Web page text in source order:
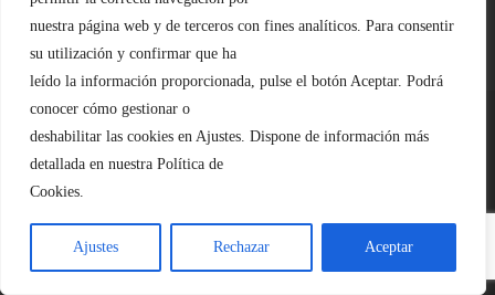
nuestra página web y de terceros con fines analíticos. Para consentir
su utilización y confirmar que ha
leído la información proporcionada, pulse el botón Aceptar. Podrá
conocer cómo gestionar o
deshabilitar las cookies en Ajustes. Dispone de información más
detallada en nuestra Política de
Cookies.
Ajustes Rechazar Aceptar
Aviso Legal::|::Cookies::|:: Privacidad
2020